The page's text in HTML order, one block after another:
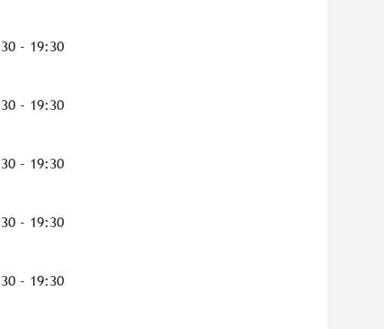
- 19:30
- 19:30
- 19:30
- 19:30
- 19:30